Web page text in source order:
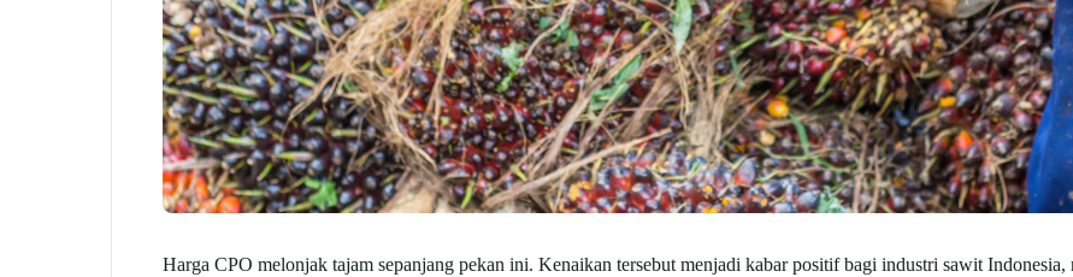
Harga CPO melonjak tajam sepanjang pekan ini. Kenaikan tersebut menjadi kabar positif bagi industri sawit